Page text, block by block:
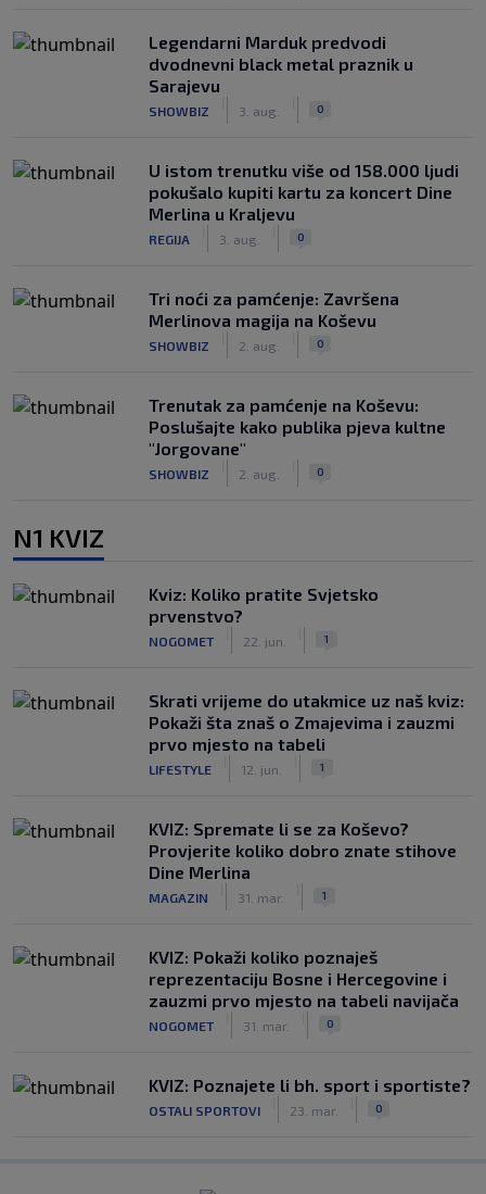
Legendarni Marduk predvodi
dvodnevni black metal praznik u
Sarajevu
SHOWBIZ 3. aug. 0
U istom trenutku više od 158.000 ljudi
pokušalo kupiti kartu za koncert Dine
Merlina u Kraljevu
REGIJA 3. aug. 0
Tri noći za pamćenje: Završena
Merlinova magija na Koševu
SHOWBIZ 2. aug. 0
Trenutak za pamćenje na Koševu:
Poslušajte kako publika pjeva kultne
"Jorgovane"
SHOWBIZ 2. aug. 0
N1 KVIZ
Kviz: Koliko pratite Svjetsko
prvenstvo?
NOGOMET 22. jun. 1
Skrati vrijeme do utakmice uz naš kviz:
Pokaži šta znaš o Zmajevima i zauzmi
prvo mjesto na tabeli
LIFESTYLE 12. jun. 1
KVIZ: Spremate li se za Koševo?
Provjerite koliko dobro znate stihove
Dine Merlina
MAGAZIN 31. mar. 1
KVIZ: Pokaži koliko poznaješ
reprezentaciju Bosne i Hercegovine i
zauzmi prvo mjesto na tabeli navijača
NOGOMET 31. mar. 0
KVIZ: Poznajete li bh. sport i sportiste?
OSTALI SPORTOVI 23. mar. 0